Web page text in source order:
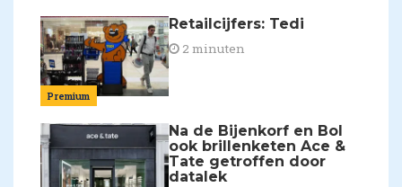
Premium
Retailcijfers: Tedi
2 minuten
Na de Bijenkorf en Bol
ook brillenketen Ace &
Tate getroffen door
datalek